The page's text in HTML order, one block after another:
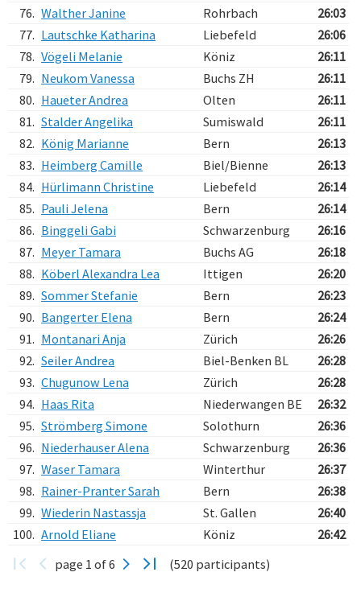
76. Walther Janine Rohrbach
26:03
77. Lautschke Katharina Liebefeld
26:06
78. Vögeli Melanie Köniz
26:11
79. Neukom Vanessa Buchs ZH
26:11
80. Haueter Andrea Olten
26:11
81. Stalder Angelika Sumiswald
26:11
82. König Marianne Bern
26:13
83. Heimberg Camille Biel/Bienne
26:13
84. Hürlimann Christine Liebefeld
26:14
85. Pauli Jelena Bern
26:14
86. Binggeli Gabi Schwarzenburg
26:16
87. Meyer Tamara Buchs AG
26:18
88. Köberl Alexandra Lea Ittigen
26:20
89. Sommer Stefanie Bern
26:23
90. Bangerter Elena Bern
26:24
91. Montanari Anja Zürich
26:26
92. Seiler Andrea Biel-Benken BL
26:28
93. Chugunow Lena Zürich
26:28
94. Haas Rita Niederwangen BE
26:32
95. Strömberg Simone Solothurn
26:36
96. Niederhauser Alena Schwarzenburg
26:36
97. Waser Tamara Winterthur
26:37
98. Rainer-Pranter Sarah Bern
26:38
99. Wiederin Nastassja St. Gallen
26:40
100. Arnold Eliane Köniz
26:42
page 1 of 6
(520 participants)